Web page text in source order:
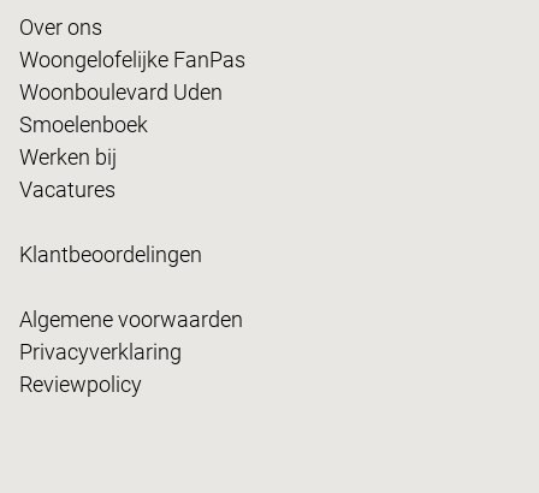
Over ons
Woongelofelijke FanPas
Woonboulevard Uden
Smoelenboek
Werken bij
Vacatures
Klantbeoordelingen
Algemene voorwaarden
Privacyverklaring
Reviewpolicy